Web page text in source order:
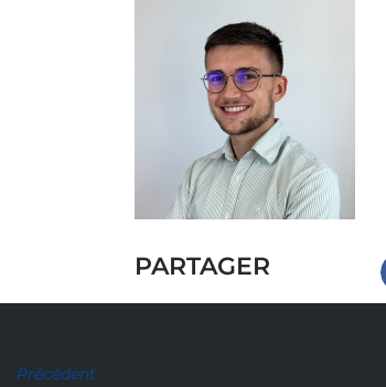
PARTAGER
Précédent